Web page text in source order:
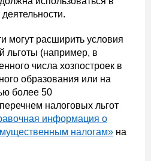
могут расширить условия
льготы (например, в
числа хозпостроек в
образования или на
более 50
налоговых льгот
информация о
налогам» на